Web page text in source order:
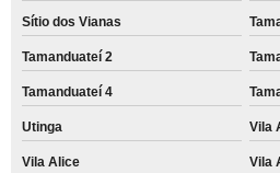
Sítio dos Vianas
Tamanduateí 2
Tamanduateí 4
Utinga Vila
Vila Alice Vila